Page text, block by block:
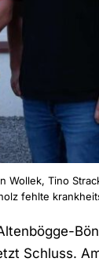
Wollek, Tino
fehlte
Schluss.